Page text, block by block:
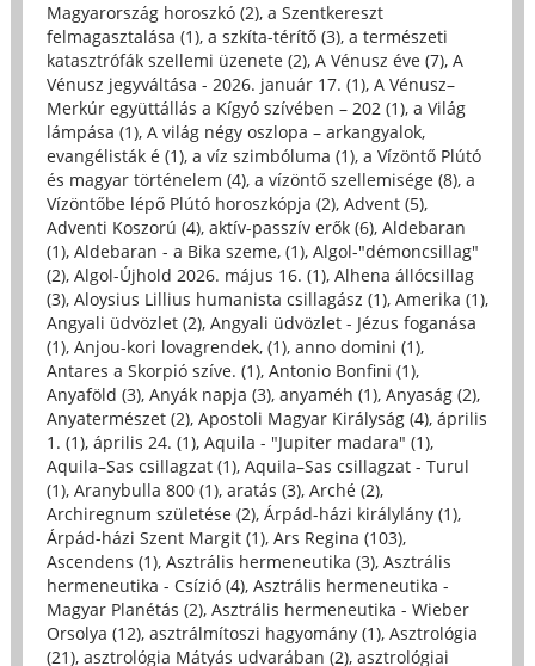
Magyarország horoszkó (2), a Szentkereszt
felmagasztalása (1), a szkíta-térítő (3), a természeti
katasztrófák szellemi üzenete (2), A Vénusz éve (7), A
Vénusz jegyváltása - 2026. január 17. (1), A Vénusz–
Merkúr együttállás a Kígyó szívében – 202 (1), a Világ
lámpása (1), A világ négy oszlopa – arkangyalok,
evangélisták é (1), a víz szimbóluma (1), a Vízöntő Plútó
és magyar történelem (4), a vízöntő szellemisége (8), a
Vízöntőbe lépő Plútó horoszkópja (2), Advent (5),
Adventi Koszorú (4), aktív-passzív erők (6), Aldebaran
(1), Aldebaran - a Bika szeme, (1), Algol-"démoncsillag"
(2), Algol-Újhold 2026. május 16. (1), Alhena állócsillag
(3), Aloysius Lillius humanista csillagász (1), Amerika (1),
Angyali üdvözlet (2), Angyali üdvözlet - Jézus foganása
(1), Anjou-kori lovagrendek, (1), anno domini (1),
Antares a Skorpió szíve. (1), Antonio Bonfini (1),
Anyaföld (3), Anyák napja (3), anyaméh (1), Anyaság (2),
Anyatermészet (2), Apostoli Magyar Királyság (4), április
1. (1), április 24. (1), Aquila - "Jupiter madara" (1),
Aquila–Sas csillagzat (1), Aquila–Sas csillagzat - Turul
(1), Aranybulla 800 (1), aratás (3), Arché (2),
Archiregnum születése (2), Árpád-házi királylány (1),
Árpád-házi Szent Margit (1), Ars Regina (103),
Ascendens (1), Asztrális hermeneutika (3), Asztrális
hermeneutika - Csízió (4), Asztrális hermeneutika -
Magyar Planétás (2), Asztrális hermeneutika - Wieber
Orsolya (12), asztrálmítoszi hagyomány (1), Asztrológia
(21), asztrológia Mátyás udvarában (2), asztrológiai